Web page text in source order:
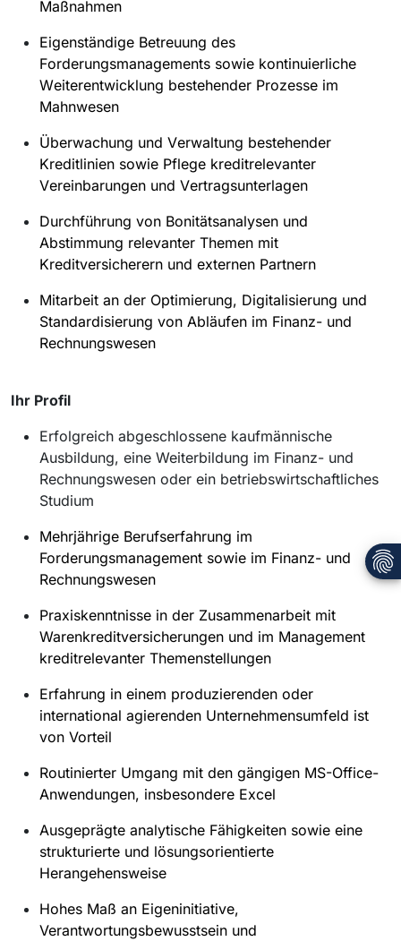
Maßnahmen
Eigenständige Betreuung des
Forderungsmanagements sowie kontinuierliche
Weiterentwicklung bestehender Prozesse im
Mahnwesen
Überwachung und Verwaltung bestehender
Kreditlinien sowie Pflege kreditrelevanter
Vereinbarungen und Vertragsunterlagen
Durchführung von Bonitätsanalysen und
Abstimmung relevanter Themen mit
Kreditversicherern und externen Partnern
Mitarbeit an der Optimierung, Digitalisierung und
Standardisierung von Abläufen im Finanz- und
Rechnungswesen
Ihr Profil
Erfolgreich abgeschlossene kaufmännische
Ausbildung, eine Weiterbildung im Finanz- und
Rechnungswesen oder ein betriebswirtschaftliches
Studium
Mehrjährige Berufserfahrung im
Forderungsmanagement sowie im Finanz- und
Rechnungswesen
Praxiskenntnisse in der Zusammenarbeit mit
Warenkreditversicherungen und im Management
kreditrelevanter Themenstellungen
Erfahrung in einem produzierenden oder
international agierenden Unternehmensumfeld ist
von Vorteil
Routinierter Umgang mit den gängigen MS-Office-
Anwendungen, insbesondere Excel
Ausgeprägte analytische Fähigkeiten sowie eine
strukturierte und lösungsorientierte
Herangehensweise
Hohes Maß an Eigeninitiative,
Verantwortungsbewusstsein und